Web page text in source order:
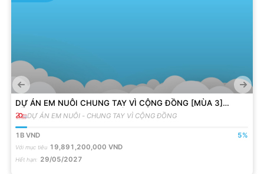
DỰ ÁN EM NUÔI CHUNG TAY VÌ CỘNG ĐỒNG [MÙA 3]
ĐỒNG HÀNH VỚI 200 EM MỒ CÔI
DỰ ÁN EM NUÔI - CHUNG TAY VÌ CỘNG ĐỒNG
1B VND 5%
Với mục tiêu 19,891,200,000 VND
Hết hạn: 29/05/2027